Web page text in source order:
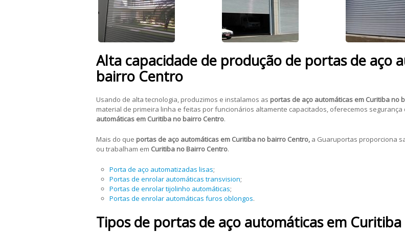
Alta capacidade de produção de portas de aço
bairro Centro
Usando de alta tecnologia, produzimos e instalamos as portas de aço automáticas em Curitiba no
material de primeira linha e feitas por funcionários altamente capacitados, oferecemos
automáticas em Curitiba no bairro Centro.
Mais do que portas de aço automáticas em Curitiba no bairro Centro, a Guaruportas proporciona
ou trabalham em Curitiba no Bairro Centro.
Porta de aço automatizadas lisas;
Portas de enrolar automáticas transvision;
Portas de enrolar tijolinho automáticas;
Portas de enrolar automáticas furos oblongos.
Tipos de portas de aço automáticas em